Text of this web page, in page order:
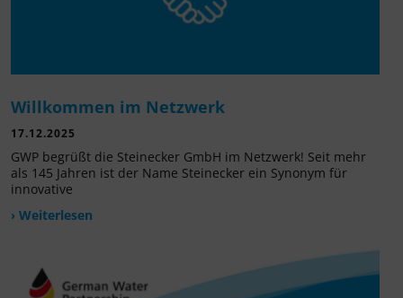
Willkommen im Netzwerk
17.12.2025
GWP begrüßt die Steinecker GmbH im Netzwerk! Seit mehr
als 145 Jahren ist der Name Steinecker ein Synonym für
innovative
› Weiterlesen